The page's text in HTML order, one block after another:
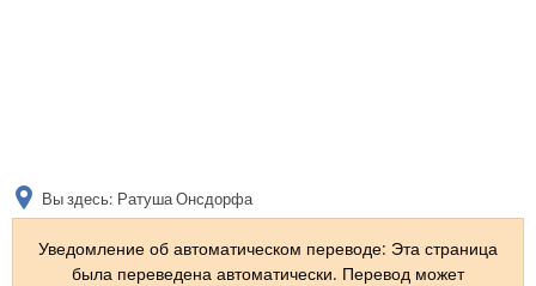
Вы здесь: Ратуша Онсдорфа
Уведомление об автоматическом переводе: Эта страница
была переведена автоматически. Перевод может